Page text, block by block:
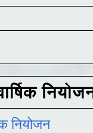
नियोजन